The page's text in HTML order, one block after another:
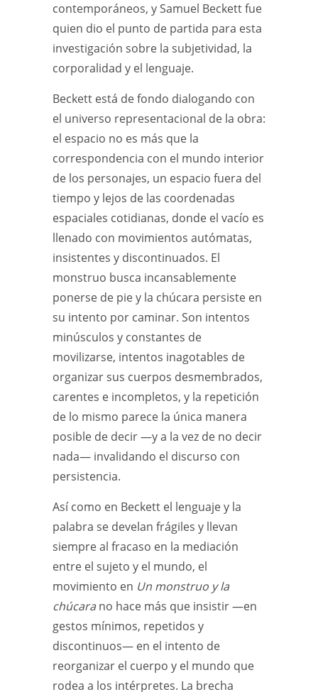
contemporáneos, y Samuel Beckett fue
quien dio el punto de partida para esta
investigación sobre la subjetividad, la
corporalidad y el lenguaje.
Beckett está de fondo dialogando con
el universo representacional de la obra:
el espacio no es más que la
correspondencia con el mundo interior
de los personajes, un espacio fuera del
tiempo y lejos de las coordenadas
espaciales cotidianas, donde el vacío es
llenado con movimientos autómatas,
insistentes y discontinuados. El
monstruo busca incansablemente
ponerse de pie y la chúcara persiste en
su intento por caminar. Son intentos
minúsculos y constantes de
movilizarse, intentos inagotables de
organizar sus cuerpos desmembrados,
carentes e incompletos, y la repetición
de lo mismo parece la única manera
posible de decir —y a la vez de no decir
nada— invalidando el discurso con
persistencia.
Así como en Beckett el lenguaje y la
palabra se develan frágiles y llevan
siempre al fracaso en la mediación
entre el sujeto y el mundo, el
movimiento en Un monstruo y la
chúcarano hace más que insistir —en
gestos mínimos, repetidos y
discontinuos— en el intento de
reorganizar el cuerpo y el mundo que
rodea a los intérpretes. La brecha